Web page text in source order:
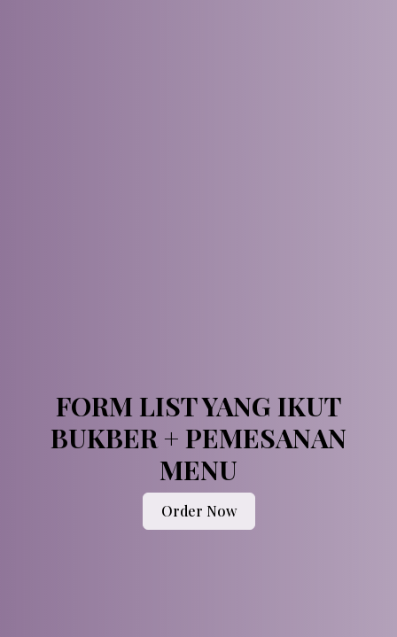
FORM LIST YANG IKUT
BUKBER + PEMESANAN
MENU
Order Now